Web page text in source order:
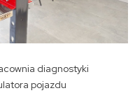
diagnostyki
pojazdu